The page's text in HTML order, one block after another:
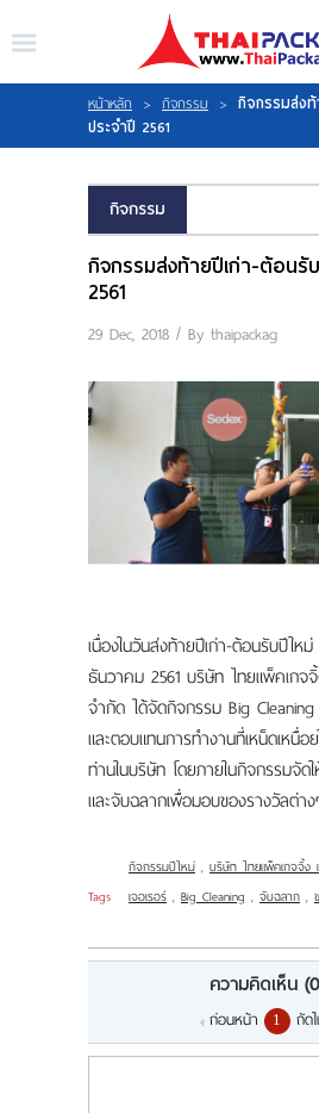
ไทย
LOGIN REGISTER
My Wishlist
หน้าหลัก
ติดต่อเรา
หน้าหลัก > กิจกรรม > กิจกรรมส่ง
ประจำปี 2561
กิจกรรม
กิจกรรมส่งท้ายปีเก่า-ต้อนรั
2561
29 Dec, 2018 / By thaipackag
เนื่องในวันส่งท้ายปีเก่า-ต้อนรับปีให
ธันวาคม 2561 บริษัท ไทยแพ็คเกจ
จำกัด ได้จัดกิจกรรม Big
และตอบแทนการทำงานที่เหน็ดเหนื่
ท่านในบริษัท โดยภายในกิจกรรมจั
และจับฉลากเพื่อมอบของรางวัลต่า
Tags
กิจกรรมปีใหม่ , บริษัท ไทยแพ็คเกจจิ้ง
เจอเรอร์ , Big Cleaning , จับฉลาก ,
ความคิดเห็น
ก่อนหน้า 1 ถัด